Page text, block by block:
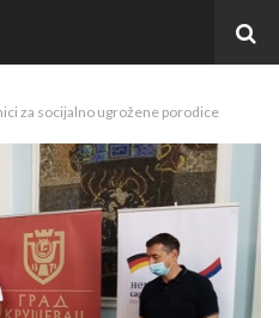
za socijalno ugrožene porodice